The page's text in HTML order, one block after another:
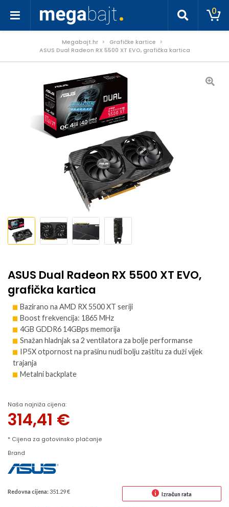
0
Megabajt.hr
Grafičke kartice
ASUS Dual Radeon RX 5500 XT EVO, grafička kartica
ASUS Dual Radeon RX 5500 XT EVO,
grafička kartica
Bazirano na AMD RX 5500 XT seriji
Boost frekvencija: 1865 MHz
4GB GDDR6 14GBps memorija
Snažan hladnjak sa 2 ventilatora za bolje performanse
IP5X otpornost na prašinu nudi bolju zaštitu za duži vijek
trajanja
Metalni backplate
Naša najniža cijena:
314,41 €
* Cijena za gotovinsko plaćanje
Brand
Redovna cijena: 351.29 € Izračun rata